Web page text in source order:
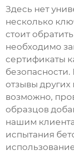
Здесь нет
несколько
стоит
необходимо
сертификаты
отзывы других
возможно,
образцов
нашим
испытания